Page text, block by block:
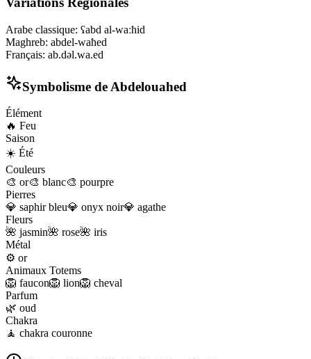
Arabe classique: ʕabd al-waːħid
Maghreb: abdel-waħed
Français: ab.dəl.wa.ed
Symbolisme de Abdelouahed
Élément
🔥 Feu
Saison
☀️ Été
Couleurs
🎨 or🎨 blanc🎨 pourpre
Pierres
💎 saphir bleu💎 onyx noir💎 agathe
Fleurs
🌺 jasmin🌺 rose🌺 iris
Métal
⚙️ or
Animaux Totems
🦁 faucon🦁 lion🦁 cheval
Parfum
🌿 oud
Chakra
🧘 chakra couronne